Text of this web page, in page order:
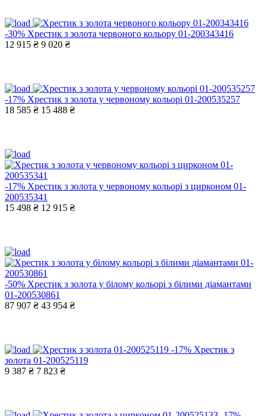
-30% Хрестик з золота червоного кольору 01-200343416
12 915 ₴ 9 020 ₴
-17% Хрестик з золота у червоному кольорі 01-200535257
18 585 ₴ 15 488 ₴
-17% Хрестик з золота у червоному кольорі з цирконом 01-
200535341
15 498 ₴ 12 915 ₴
-50% Хрестик з золота у білому кольорі з білими діамантами
01-200530861
87 907 ₴ 43 954 ₴
-17% Хрестик з
золота 01-200525119
9 387 ₴ 7 823 ₴